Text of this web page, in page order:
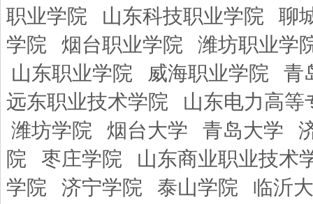
职业学院
山东科技职业学院
聊
学院
烟台职业学院
潍坊职业学
山东职业学院
威海职业学院
青
远东职业技术学院
山东电力高等
潍坊学院
烟台大学 青岛大学
院
枣庄学院
山东商业职业技术
学院
济宁学院 泰山学院
临沂